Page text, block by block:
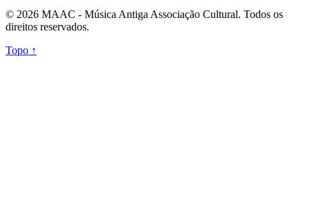
© 2026 MAAC - Música Antiga Associação Cultural. Todos os
direitos reservados.
Topo ↑